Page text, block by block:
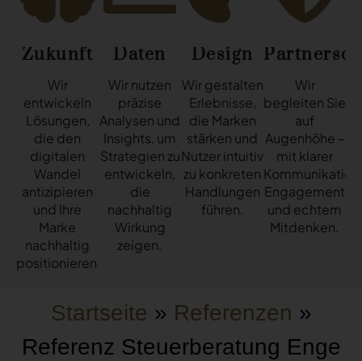
Zukunft
Wir
entwickeln
Lösungen,
die den
digitalen
Wandel
antizipieren
und Ihre
Marke
nachhaltig
positionieren.
Daten
Wir nutzen
präzise
Analysen und
Insights, um
Strategien zu
entwickeln,
die
nachhaltig
Wirkung
zeigen.
Design
Wir gestalten
Erlebnisse,
die Marken
stärken und
Nutzer intuitiv
zu konkreten
Handlungen
führen.
Wir
begleiten Sie
auf
Augenhöhe –
mit klarer
Kommunikation,
Engagement
und echtem
Mitdenken.
Startseite » Referenzen »
Referenz Steuerberatung Enge